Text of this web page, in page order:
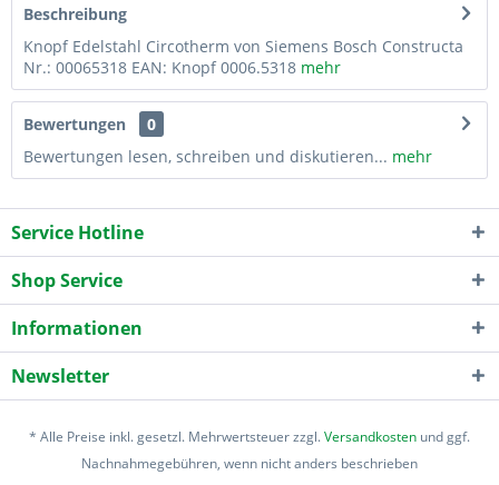
Beschreibung
Knopf Edelstahl Circotherm von Siemens Bosch Constructa
Nr.: 00065318 EAN: Knopf 0006.5318 mehr
Bewertungen
0
Bewertungen lesen, schreiben und diskutieren... mehr
Service Hotline
Shop Service
Informationen
Newsletter
* Alle Preise inkl. gesetzl. Mehrwertsteuer zzgl.Versandkosten und ggf.
Nachnahmegebühren, wenn nicht anders beschrieben